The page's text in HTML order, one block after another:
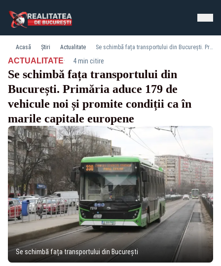
Acasă Știri Actualitate Se schimbă fața transportului din București. Primăria aduce 179 de vehicule noi și promite condiții ca în marile capitale europene
ACTUALITATE· 4 min citire
Se schimbă fața transportului din
București. Primăria aduce 179 de
vehicule noi și promite condiții ca în
marile capitale europene
Se schimbă fața transportului din București